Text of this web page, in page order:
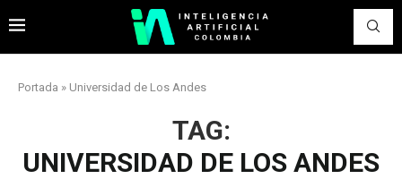
Portada » Universidad de Los Andes
TAG:
UNIVERSIDAD DE LOS ANDES